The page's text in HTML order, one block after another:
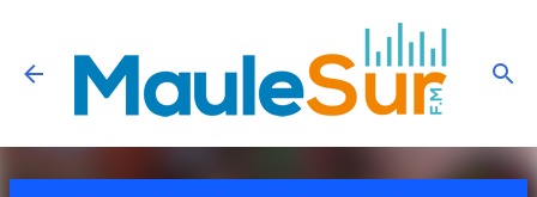
Ir al contenido principal